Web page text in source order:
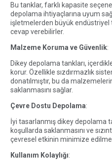
Bu tanklar, farklı kapasite
depolama ihtiyaçlarına uyum
işletmelerden büyük
cevap verebilirler.
Malzeme Koruma ve Güvenlik:
Dikey depolama tankları,
korur. Özellikle sızdırmazlık
donatılmıştır, bu da
saklanmasını sağlar.
Çevre Dostu Depolama:
İyi tasarlanmış dikey depolama
koşullarda saklanmasını ve
çevresel etkinin minimize
Kullanım Kolaylığı: